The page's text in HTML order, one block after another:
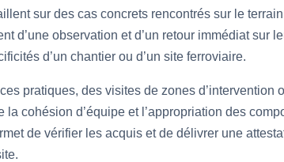
sur des cas concrets rencontrés sur le
d’une observation et d’un retour immédiat sur
d’un chantier ou d’un site ferroviaire.
pratiques, des visites de zones d’intervention
cohésion d’équipe et l’appropriation des
de vérifier les acquis et de délivrer une